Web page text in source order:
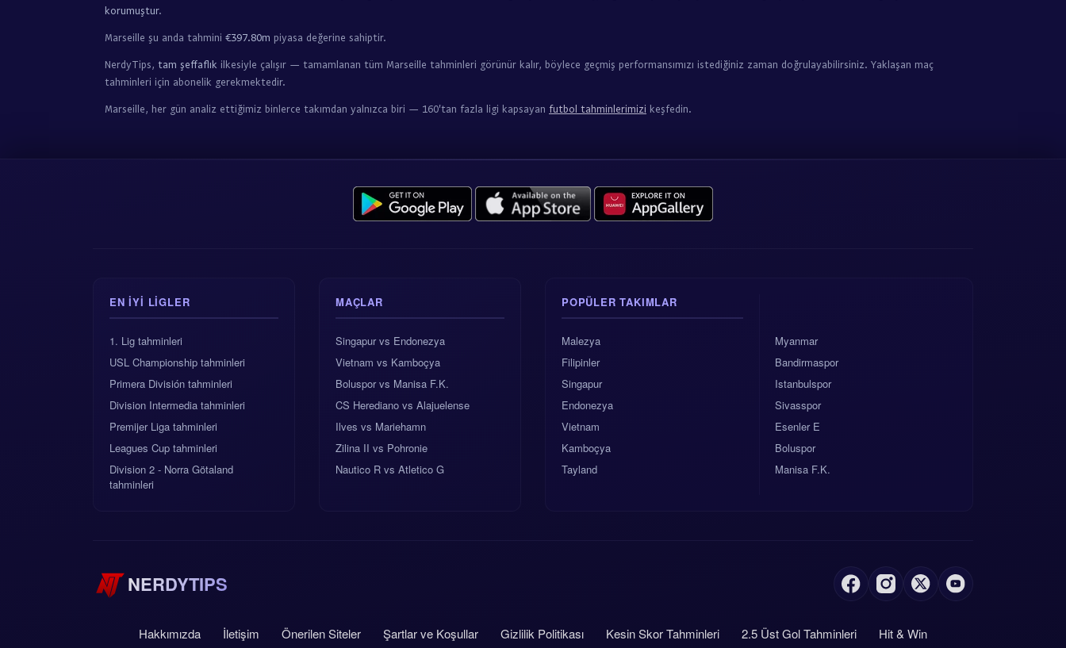
korumuştur.
Marseille şu anda tahmini €397.80m piyasa değerine sahiptir.
NerdyTips, tam şeffaflık ilkesiyle çalışır — tamamlanan tüm Marseille tahminleri görünür kalır, böylece geçmiş performansımızı istediğiniz zaman doğrulayabilirsiniz. Yaklaşan maç
tahminleri için abonelik gerekmektedir.
Marseille, her gün analiz ettiğimiz binlerce takımdan yalnızca biri — 160'tan fazla ligi kapsayan futbol tahminlerimizi keşfedin.
EN IYI LIGLER
1. Lig tahminleri
USL Championship tahminleri
Primera División tahminleri
Division Intermedia tahminleri
Premijer Liga tahminleri
Leagues Cup tahminleri
Division 2 - Norra Götaland
tahminleri
MAÇLAR
Singapur vs Endonezya
Vietnam vs Kamboçya
Boluspor vs Manisa F.K.
CS Herediano vs Alajuelense
Ilves vs Mariehamn
Zilina II vs Pohronie
Nautico R vs Atletico G
POPÜLER TAKIMLAR
Malezya
Filipinler
Singapur
Endonezya
Vietnam
Kamboçya
Tayland
Myanmar
Bandirmaspor
Istanbulspor
Sivasspor
Esenler E
Boluspor
Manisa F.K.
NERDYTIPS
Hakkımızda İletişim Önerilen Siteler Şartlar ve Koşullar Gizlilik Politikası Kesin Skor Tahminleri 2.5 Üst Gol Tahminleri Hit & Win